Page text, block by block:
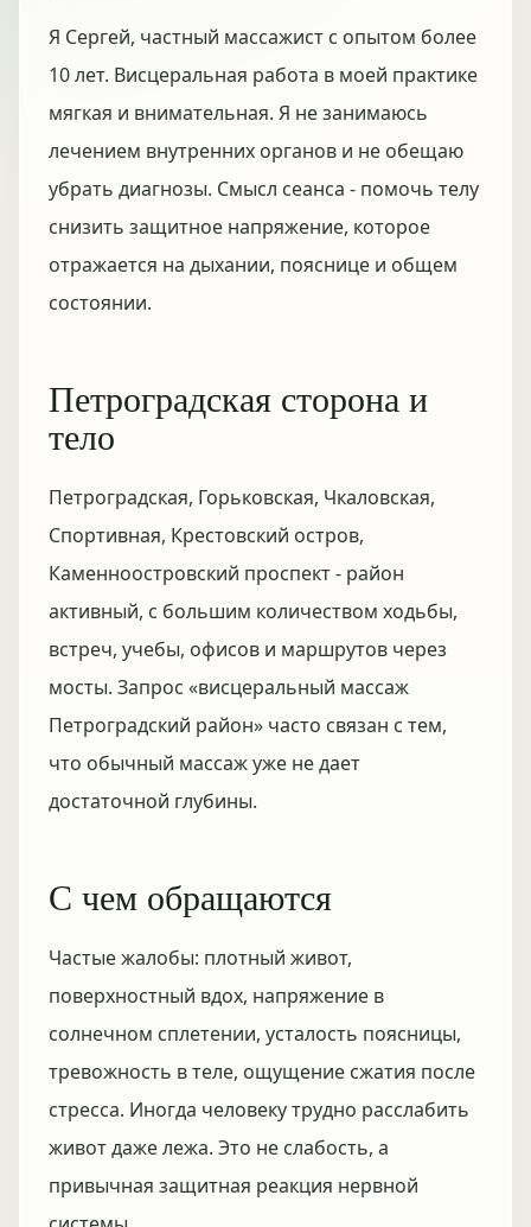
Я Сергей, частный массажист с опытом более
10 лет. Висцеральная работа в моей практике
мягкая и внимательная. Я не занимаюсь
лечением внутренних органов и не обещаю
убрать диагнозы. Смысл сеанса - помочь телу
снизить защитное напряжение, которое
отражается на дыхании, пояснице и общем
состоянии.
Петроградская сторона и
тело
Петроградская, Горьковская, Чкаловская,
Спортивная, Крестовский остров,
Каменноостровский проспект - район
активный, с большим количеством ходьбы,
встреч, учебы, офисов и маршрутов через
мосты. Запрос «висцеральный массаж
Петроградский район» часто связан с тем,
что обычный массаж уже не дает
достаточной глубины.
С чем обращаются
Частые жалобы: плотный живот,
поверхностный вдох, напряжение в
солнечном сплетении, усталость поясницы,
тревожность в теле, ощущение сжатия после
стресса. Иногда человеку трудно расслабить
живот даже лежа. Это не слабость, а
привычная защитная реакция нервной